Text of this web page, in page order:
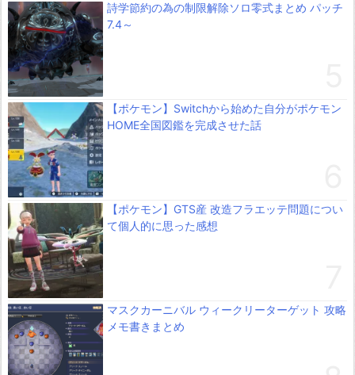
詩学節約の為の制限解除ソロ零式まとめ パッチ
7.4～
【ポケモン】Switchから始めた自分がポケモン
HOME全国図鑑を完成させた話
【ポケモン】GTS産 改造フラエッテ問題につい
て個人的に思った感想
マスクカーニバル ウィークリーターゲット 攻略
メモ書きまとめ